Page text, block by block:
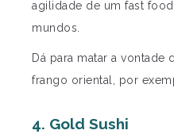
agilidade de um fast
mundos.
Dá para matar a vontade
frango oriental, por
4. Gold Sushi